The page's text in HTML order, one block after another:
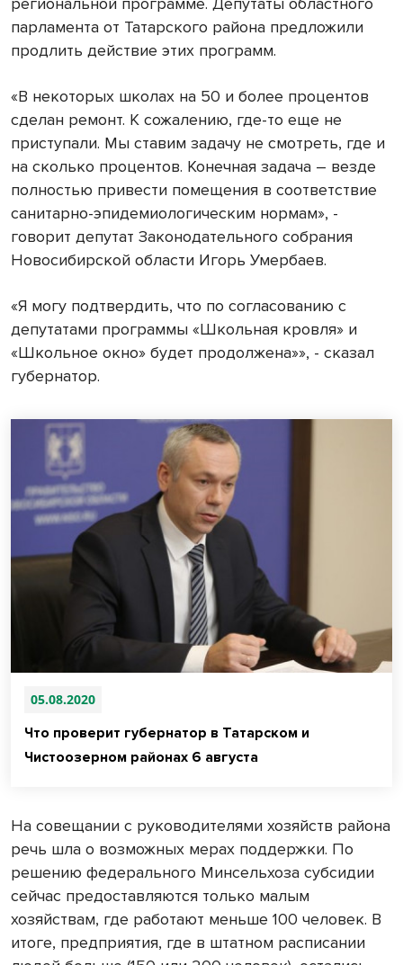
парламента от Татарского района предложили
продлить действие этих программ.
«В некоторых школах на 50 и более процентов
сделан ремонт. К сожалению, где-то еще не
приступали. Мы ставим задачу не смотреть, где и
на сколько процентов. Конечная задача – везде
полностью привести помещения в соответствие
санитарно-эпидемиологическим нормам», -
говорит депутат Законодательного собрания
Новосибирской области Игорь Умербаев.
«Я могу подтвердить, что по согласованию с
депутатами программы «Школьная кровля» и
«Школьное окно» будет продолжена»», - сказал
губернатор.
05.08.2020
Что проверит губернатор в Татарском и
Чистоозерном районах 6 августа
На совещании с руководителями хозяйств района
речь шла о возможных мерах поддержки. По
решению федерального Минсельхоза субсидии
сейчас предоставляются только малым
хозяйствам, где работают меньше 100 человек. В
итоге, предприятия, где в штатном расписании